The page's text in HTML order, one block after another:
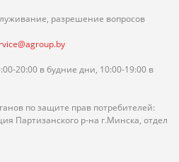
разрешение вопросов
20:00 в будние дни, 10:00-19:00 в
по защите прав потребителей:
Партизанского р-на г.Минска, отдел